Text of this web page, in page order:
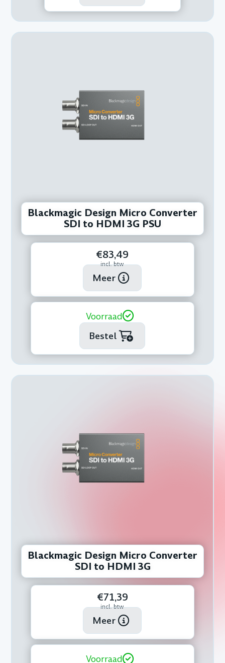
Blackmagic Design Micro Converter
SDI to HDMI 3G PSU
€83,49
incl. btw
Meer
Voorraad
Bestel
Blackmagic Design Micro Converter
SDI to HDMI 3G
€71,39
incl. btw
Meer
Voorraad